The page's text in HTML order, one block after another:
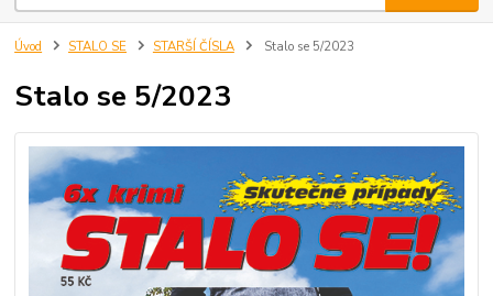
Úvod STALO SE STARŠÍ ČÍSLA Stalo se 5/2023
Stalo se 5/2023